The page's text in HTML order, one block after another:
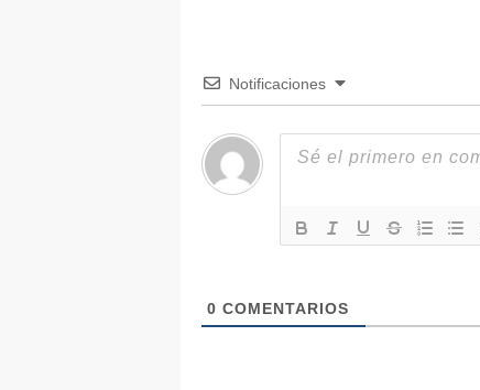
Notificaciones
0 COMENTARIOS